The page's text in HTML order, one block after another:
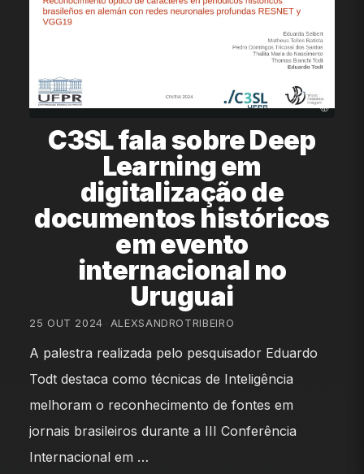
C3SL fala sobre Deep
Learning em
digitalização de
documentos históricos
em evento
internacional no
Uruguai
25 OUT 2024 ALEXSANDROTRIBEIRO
A palestra realizada pelo pesquisador Eduardo
Todt destaca como técnicas de Inteligência
melhoram o reconhecimento de fontes em
jornais brasileiros durante a III Conferência
Internacional em …